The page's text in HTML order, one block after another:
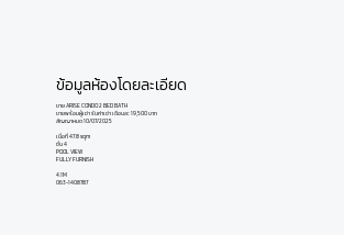
ข้อมูลห้องโดยละเอียด
ขาย ARISE CONDO 2 BED BATH
ขายพร้อมผู้เช่า รับค่าเช่า เดือนละ 19,500 บาท
สัญญาหมด 10/07/2025
เนื้อที่ 47.8 sqm
ชั้น 4
POOL VIEW
FULLY FURNISH
4.1M
063-1408787